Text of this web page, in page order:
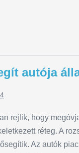
autója
rejlik, hogy
réteg. A
Az autók